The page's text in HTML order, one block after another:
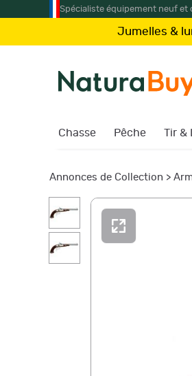
Spécialiste équipement neuf et
Jumelles & lunette
Chasse Pêche Tir &
Annonces de Collection >